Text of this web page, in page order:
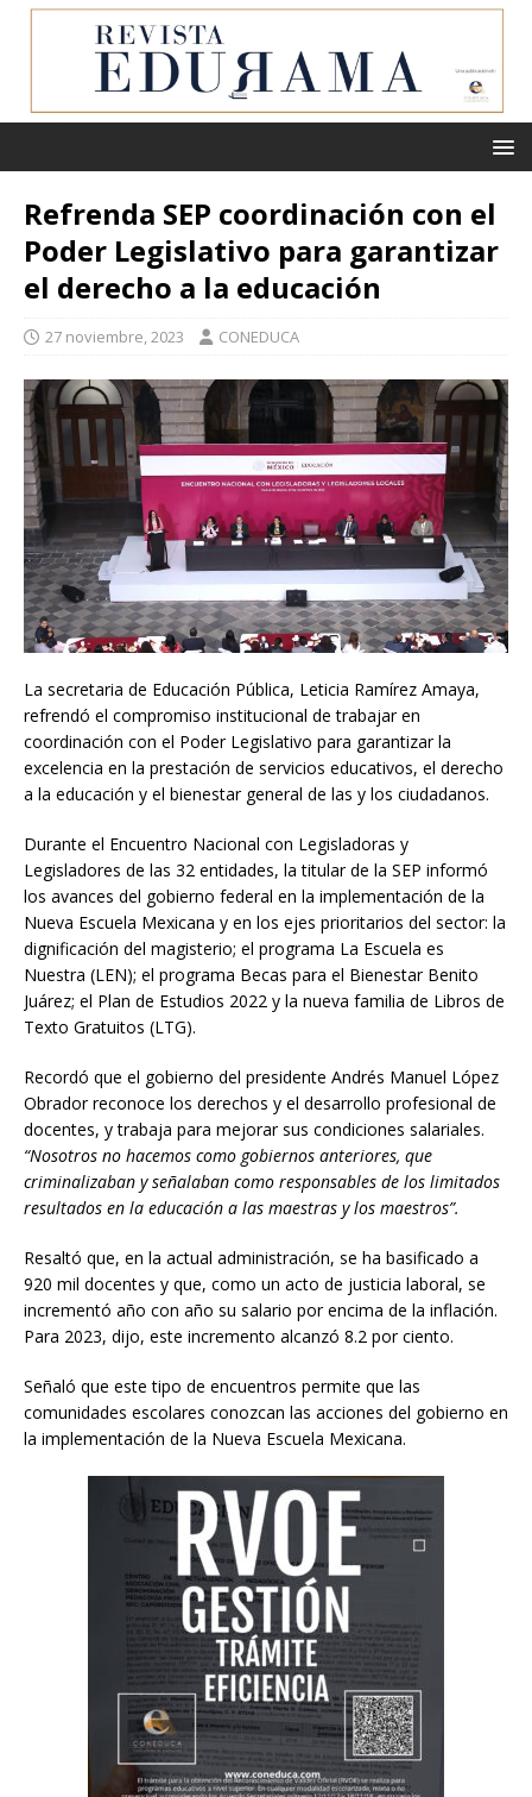
Refrenda SEP coordinación con el
Poder Legislativo para garantizar
el derecho a la educación
27 noviembre, 2023 CONEDUCA
La secretaria de Educación Pública, Leticia Ramírez Amaya,
refrendó el compromiso institucional de trabajar en
coordinación con el Poder Legislativo para garantizar la
excelencia en la prestación de servicios educativos, el derecho
a la educación y el bienestar general de las y los ciudadanos.
Durante el Encuentro Nacional con Legisladoras y
Legisladores de las 32 entidades, la titular de la SEP informó
los avances del gobierno federal en la implementación de la
Nueva Escuela Mexicana y en los ejes prioritarios del sector: la
dignificación del magisterio; el programa La Escuela es
Nuestra (LEN); el programa Becas para el Bienestar Benito
Juárez; el Plan de Estudios 2022 y la nueva familia de Libros de
Texto Gratuitos (LTG).
Recordó que el gobierno del presidente Andrés Manuel López
Obrador reconoce los derechos y el desarrollo profesional de
docentes, y trabaja para mejorar sus condiciones salariales.
“Nosotros no hacemos como gobiernos anteriores, que
criminalizaban y señalaban como responsables de los limitados
resultados en la educación a las maestras y los maestros”.
Resaltó que, en la actual administración, se ha basificado a
920 mil docentes y que, como un acto de justicia laboral, se
incrementó año con año su salario por encima de la inflación.
Para 2023, dijo, este incremento alcanzó 8.2 por ciento.
Señaló que este tipo de encuentros permite que las
comunidades escolares conozcan las acciones del gobierno en
la implementación de la Nueva Escuela Mexicana.